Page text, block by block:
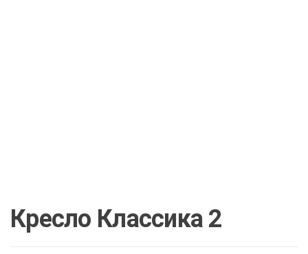
Кресло Классика 2